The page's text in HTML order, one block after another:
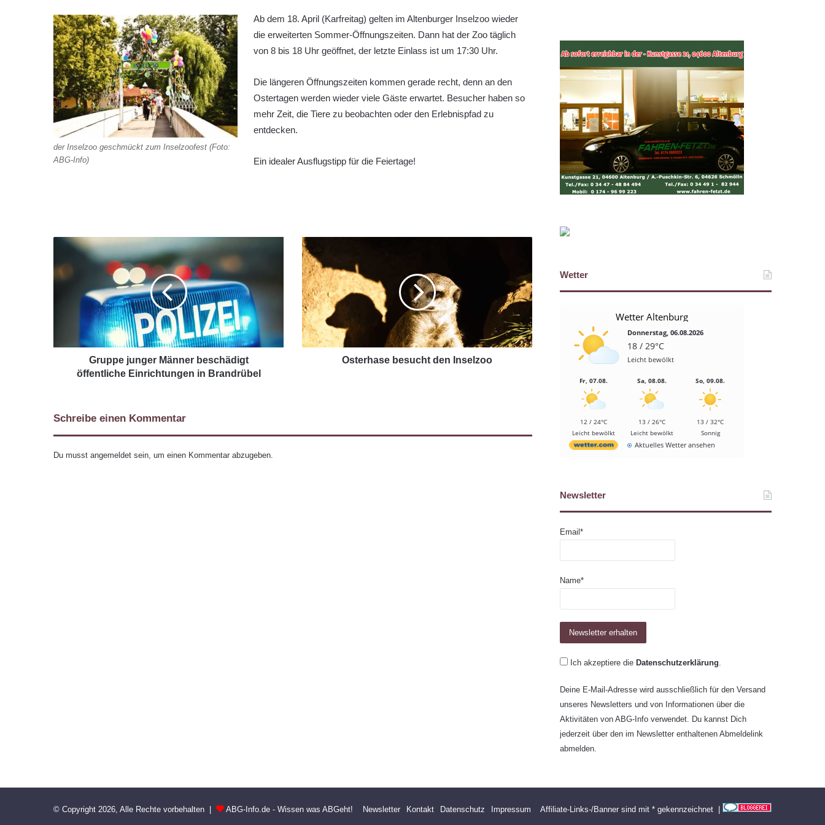
der Inselzoo geschmückt zum Inselzoofest (Foto:
ABG-Info)
Ab dem 18. April (Karfreitag) gelten im Altenburger Inselzoo wieder
die erweiterten Sommer-Öffnungszeiten. Dann hat der Zoo täglich
von 8 bis 18 Uhr geöffnet, der letzte Einlass ist um 17:30 Uhr.
Die längeren Öffnungszeiten kommen gerade recht, denn an den
Ostertagen werden wieder viele Gäste erwartet. Besucher haben so
mehr Zeit, die Tiere zu beobachten oder den Erlebnispfad zu
entdecken.
Ein idealer Ausflugstipp für die Feiertage!
Gruppe junger Männer beschädigt
öffentliche Einrichtungen in Brandrübel
Osterhase besucht den Inselzoo
Schreibe einen Kommentar
Du musst angemeldet sein, um einen Kommentar abzugeben.
Wetter
Wetter Altenburg
Donnerstag, 06.08.2026
18 / 29°C
Leicht bewölkt
Fr, 07.08.
12 / 24°C
Leicht bewölkt
Sa, 08.08.
13 / 26°C
Leicht bewölkt
So, 09.08.
13 / 32°C
Sonnig
Aktuelles Wetter ansehen
Newsletter
Email*
Name*
Ich akzeptiere die Datenschutzerklärung.
Deine E-Mail-Adresse wird ausschließlich für den Versand
unseres Newsletters und von Informationen über die
Aktivitäten von ABG-Info verwendet. Du kannst Dich
jederzeit über den im Newsletter enthaltenen Abmeldelink
abmelden.
© Copyright 2026, Alle Rechte vorbehalten | ABG-Info.de - Wissen was ABGeht! Affiliate-Links-/Banner sind mit * gekennzeichnet |
Newsletter Kontakt Datenschutz Impressum